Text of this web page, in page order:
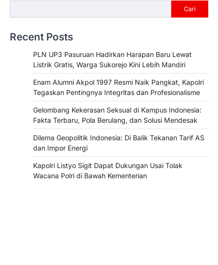
Cari
Recent Posts
PLN UP3 Pasuruan Hadirkan Harapan Baru Lewat
Listrik Gratis, Warga Sukorejo Kini Lebih Mandiri
Enam Alumni Akpol 1997 Resmi Naik Pangkat, Kapolri
Tegaskan Pentingnya Integritas dan Profesionalisme
Gelombang Kekerasan Seksual di Kampus Indonesia:
Fakta Terbaru, Pola Berulang, dan Solusi Mendesak
Dilema Geopolitik Indonesia: Di Balik Tekanan Tarif AS
dan Impor Energi
Kapolri Listyo Sigit Dapat Dukungan Usai Tolak
Wacana Polri di Bawah Kementerian